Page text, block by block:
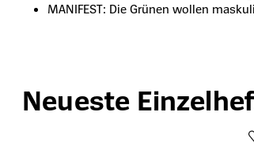
MANIFEST: Die Grünen wollen
Produktgalerie überspringen
Neueste